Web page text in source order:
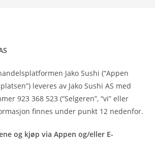
Jako Sushi (“Appen
leveres av Jako Sushi AS med
923 368 523 (“Selgeren”, “vi” eller
finnes under punkt ‎12 nedenfor.
og kjøp via Appen og/eller E-